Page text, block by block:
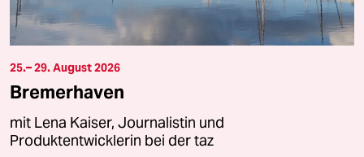
25.– 29. August 2026
Bremerhaven
mit Lena Kaiser, Journalistin und
Produktentwicklerin bei der taz